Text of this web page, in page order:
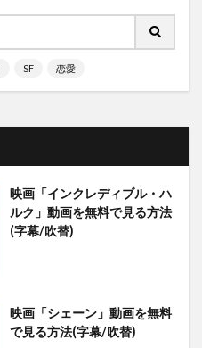
SF 恋愛
映画「インクレディブル・ハ
ルク」動画を無料で見る方法
(字幕/吹替)
映画「シェーン」動画を無料
で見る方法(字幕/吹替)